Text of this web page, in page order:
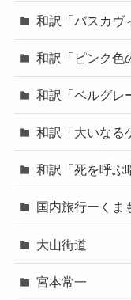
和訳「バスカヴ
和訳「ピンク色
和訳「ベルグレ
和訳「大いなる
和訳「死を呼ぶ
国内旅行ーくま
大山街道
宮本常一